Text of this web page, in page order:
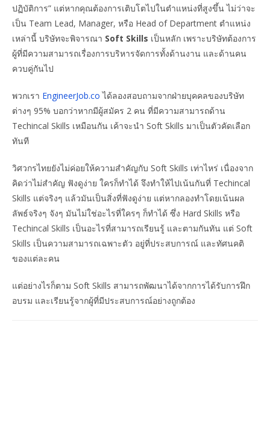
ปฏิบัติการ” แต่หากคุณต้องการเติบโตไปในตำแหน่งที่สูงขึ้น ไม่ว่าจะ
เป็น Team Lead, Manager, หรือ Head of Department ตำแหน่ง
เหล่านี้ บริษัทจะพิจารณา Soft Skills เป็นหลัก เพราะบริษัทต้องการ
ผู้ที่มีความสามารถเรื่องการบริหารจัดการทั้งด้านงาน และด้านคน
ควบคู่กันไป
พวกเรา EngineerJob.co ได้ลองสอบถามจากฝ่ายบุคคลของบริษัท
ต่างๆ 95% บอกว่าหากมีผู้สมัคร 2 คน ที่มีความสามารถด้าน
Techincal Skills เหมือนกัน เค้าจะนำ Soft Skills มาเป็นตัวคัดเลือก
ทันที
วิศวกรไทยยังไม่ค่อยให้ความสำคัญกับ Soft Skills เท่าไหร่ เนื่องจาก
คิดว่าไม่สำคัญ ฟังดูง่าย ใครก็ทำได้ จึงทำให้ไปเน้นกันที่ Techincal
Skills แต่จริงๆ แล้วมันเป็นสิ่งที่ฟังดูง่าย แต่หากลองทำโดยเน้นผล
ลัพธ์จริงๆ จังๆ มันไม่ใช่อะไรที่ใครๆ ก็ทำได้ ซึ่ง Hard Skills หรือ
Techincal Skills เป็นอะไรที่สามารถเรียนรู้ และตามกันทัน แต่ Soft
Skills เป็นความสามารถเฉพาะตัว อยู่ที่ประสบการณ์ และทัศนคติ
ของแต่ละคน
แต่อย่างไรก็ตาม Soft Skills สามารถพัฒนาได้จากการได้รับการฝึก
อบรม และเรียนรู้จากผู้ที่มีประสบการณ์อย่างถูกต้อง